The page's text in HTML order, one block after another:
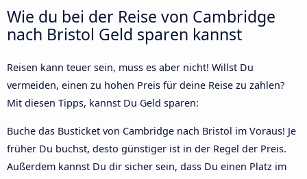
Wie du bei der Reise von Cambridge
nach Bristol Geld sparen kannst
Reisen kann teuer sein, muss es aber nicht! Willst Du
vermeiden, einen zu hohen Preis für deine Reise zu zahlen?
Mit diesen Tipps, kannst Du Geld sparen:
Buche das Busticket von Cambridge nach Bristol im Voraus! Je
früher Du buchst, desto günstiger ist in der Regel der Preis.
Außerdem kannst Du dir sicher sein, dass Du einen Platz im